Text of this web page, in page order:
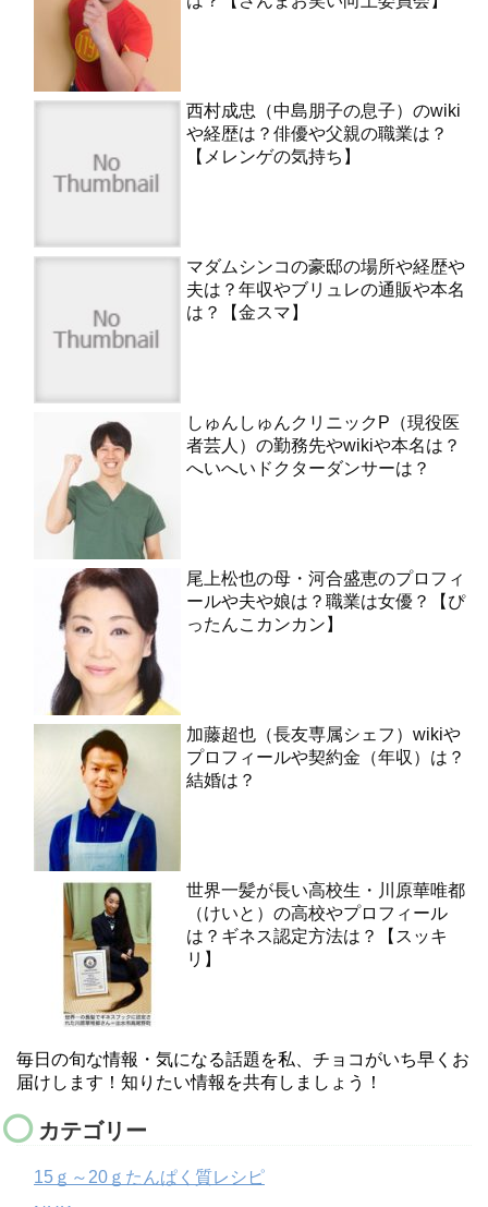
西村成忠（中島朋子の息子）のwiki
や経歴は？俳優や父親の職業は？
【メレンゲの気持ち】
マダムシンコの豪邸の場所や経歴や
夫は？年収やブリュレの通販や本名
は？【金スマ】
しゅんしゅんクリニックP（現役医
者芸人）の勤務先やwikiや本名は？
へいへいドクターダンサーは？
尾上松也の母・河合盛恵のプロフィ
ールや夫や娘は？職業は女優？【ぴ
ったんこカンカン】
加藤超也（長友専属シェフ）wikiや
プロフィールや契約金（年収）は？
結婚は？
世界一髪が長い高校生・川原華唯都
（けいと）の高校やプロフィール
は？ギネス認定方法は？【スッキ
リ】
毎日の旬な情報・気になる話題を私、チョコがいち早くお
届けします！知りたい情報を共有しましょう！
カテゴリー
15ｇ～20ｇたんぱく質レシピ